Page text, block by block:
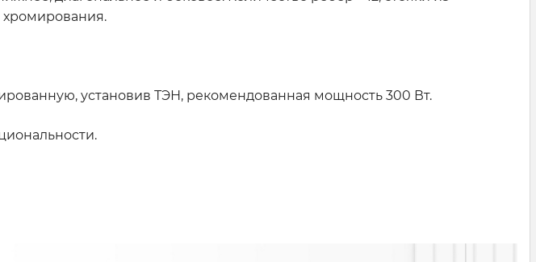
установив ТЭН, рекомендованная мощность 300 Вт.